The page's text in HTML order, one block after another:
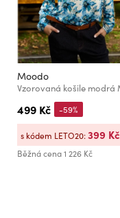
Moodo
499 Kč
Běžná cena1 226 Kč
-59%
s kódem LETO20:399 Kč